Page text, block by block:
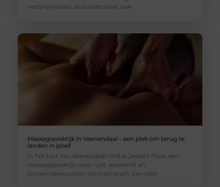
verfijnen ervan. Botulinetoxine, ook
Massagepraktijk in Veenendaal – een plek om terug te
landen in jezelf
In het hart van Veenendaal vind je Jessie’s Flow, een
massagepraktijk waar rust, aandacht en
lichaamsbewustzijn centraal staan. Een plek